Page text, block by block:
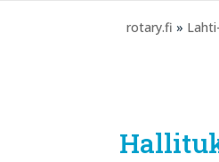
rotary.fi »